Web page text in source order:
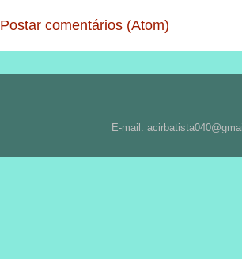
Postar comentários (Atom)
E-mail: